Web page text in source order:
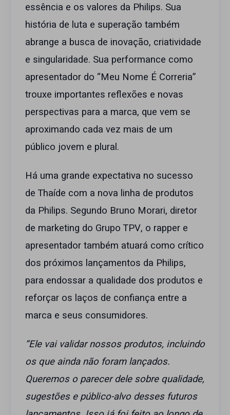
essência e os valores da Philips. Sua
história de luta e superação também
abrange a busca de inovação, criatividade
e singularidade. Sua performance como
apresentador do “Meu Nome É Correria”
trouxe importantes reflexões e novas
perspectivas para a marca, que vem se
aproximando cada vez mais de um
público jovem e plural.
Há uma grande expectativa no sucesso
de Thaíde com a nova linha de produtos
da Philips. Segundo Bruno Morari, diretor
de marketing do Grupo TPV, o rapper e
apresentador também atuará como crítico
dos próximos lançamentos da Philips,
para endossar a qualidade dos produtos e
reforçar os laços de confiança entre a
marca e seus consumidores.
“Ele vai validar nossos produtos, incluindo
os que ainda não foram lançados.
Queremos o parecer dele sobre qualidade,
sugestões e público-alvo desses futuros